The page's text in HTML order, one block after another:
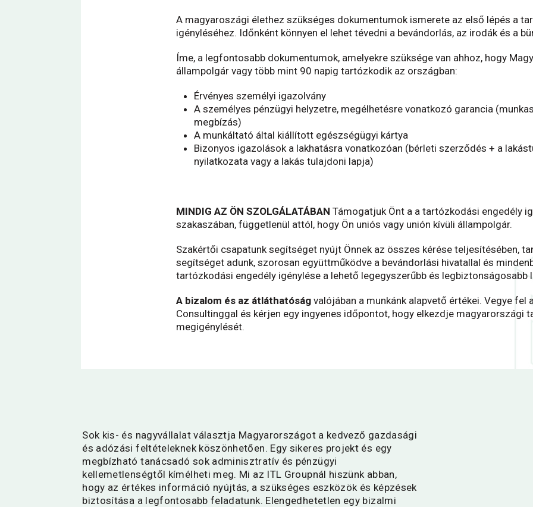
A magyaroszági élethez szükséges dokumentumok ismerete az első lépés a
igényléséhez. Időnként könnyen el lehet tévedni a bevándorlás, az irodák és a
Íme, a legfontosabb dokumentumok, amelyekre szüksége van ahhoz, hogy
állampolgár vagy több mint 90 napig tartózkodik az országban:
Érvényes személyi igazolvány
A személyes pénzügyi helyzetre, megélhetésre vonatkozó garancia
megbízás)
A munkáltató által kiállított egészségügyi kártya
Bizonyos igazolások a lakhatásra vonatkozóan (bérleti szerződés + a
nyilatkozata vagy a lakás tulajdoni lapja)
MINDIG AZ ÖN SZOLGÁLATÁBAN Támogatjuk Önt a a tartózkodási engedély
szakaszában, függetlenül attól, hogy Ön uniós vagy unión kívüli állampolgár.
Szakértői csapatunk segítséget nyújt Önnek az összes kéréseteljesítésében,
segítséget adunk, szorosan együttműködve a bevándorlási hivatallal és
tartózkodási engedély igénylése a lehető legegyszerűbb és legbiztonságosabb
A bizalom és az átláthatóság valójában a munkánk alapvető értékei. Vegye fel
Consultinggal és kérjen egy ingyenes időpontot, hogy elkezdje magyarországi
megigénylését.
Sok kis- és nagyvállalat választja Magyarországot a kedvező gazdasági
és adózási feltételeknek köszönhetően. Egy sikeres projekt és egy
megbízható tanácsadó sok adminisztratív és pénzügyi
kellemetlenségtől kímélheti meg. Mi az ITL Groupnál hiszünk abban,
hogy az értékes információ nyújtás, a szükséges eszközök és képzések
biztosítása a legfontosabb feladatunk. Elengedhetetlen egy bizalmi